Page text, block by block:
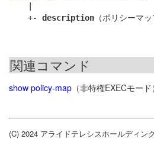
    +-
description
関連コマンド
show policy-map （非特権EXECモード）
(C) 2024 アライドテレシスホールディン